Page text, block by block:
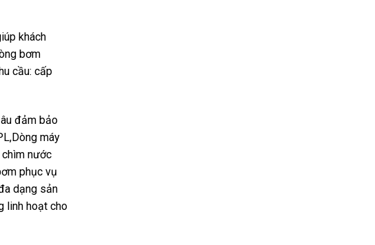
khách
bơm
cầu: cấp
đảm bảo
máy
chìm nước
phục vụ
dạng sản
linh hoạt cho